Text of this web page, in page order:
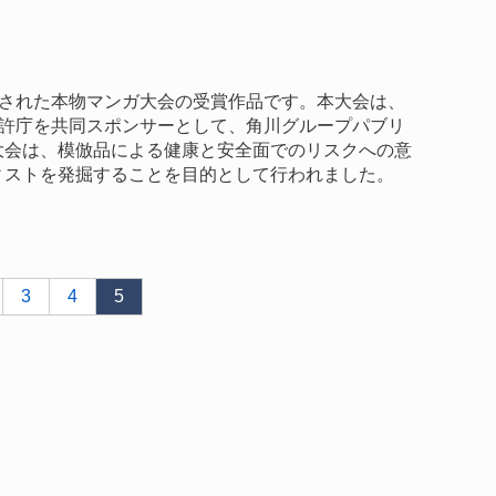
た本物マンガ大会の受賞作品です。本大会は、
庁を共同スポンサーとして、角川グループパブリ
は、模倣品による健康と安全面でのリスクへの意
トを発掘することを目的として行われました。
3 4 5